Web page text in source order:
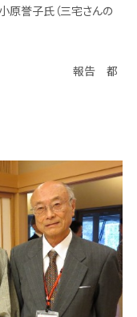
原誉子氏（三宅さんの
都